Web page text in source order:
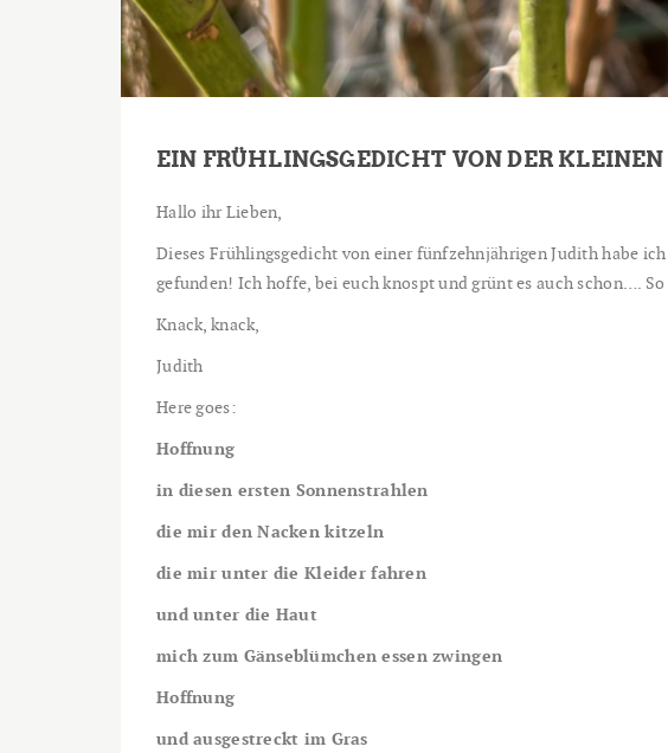
EIN FRÜHLINGSGEDICHT VON DER
Hallo ihr Lieben,
Dieses Frühlingsgedicht von einer fünfzehnjährigen Judith habe
gefunden! Ich hoffe, bei euch knospt und grünt es auch schon….
Knack, knack,
Judith
Here goes:
Hoffnung
in diesen ersten Sonnenstrahlen
die mir den Nacken kitzeln
die mir unter die Kleider fahren
und unter die Haut
mich zum Gänseblümchen essen zwingen
Hoffnung
und ausgestreckt im Gras